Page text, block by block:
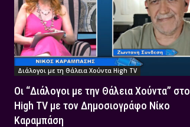
Διάλογοι με τη Θάλεια Χούντα High TV
Οι “Διάλογοι με την Θάλεια Χούντα” στο
High TV με τον Δημοσιογράφο Νίκο
Καραμπάση